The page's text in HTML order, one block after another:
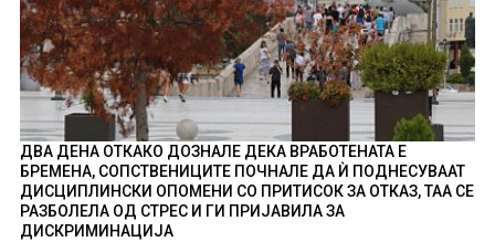
ДВА ДЕНА ОТКАКО ДОЗНАЛЕ ДЕКА ВРАБОТЕНАТА Е
БРЕМЕНА, СОПСТВЕНИЦИТЕ ПОЧНАЛЕ ДА Ѝ ПОДНЕСУВААТ
ДИСЦИПЛИНСКИ ОПОМЕНИ СО ПРИТИСОК ЗА ОТКАЗ, ТАА СЕ
РАЗБОЛЕЛА ОД СТРЕС И ГИ ПРИЈАВИЛА ЗА
ДИСКРИМИНАЦИЈА